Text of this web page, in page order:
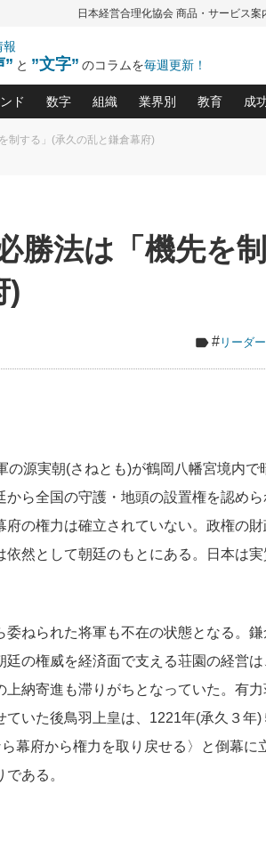
日本経営合理化協会 商品・サービス案
報
” と ”文字” のコラムを毎週更新！
）
2026.08.5
極意
ンの成功要因と
戦略(39)
きたい、知っておきたい、やってお
理講座(95)
グジバチの『経営戦略の新常識』(12)
あるべし(635)
社長の３分間スピーチ」ネタ帳(159)
いしたいと思われる「一流の仕事術」(28)
ド
森の「今月のヒット商品」(109)
売れ筋をつかむ術(102)
のメシの種 4.0(206)
数字
会社を守り抜くための緊急対策(100)
強い決算書の会社はココが違う！(36)
決算書の“見える化”術(12)
組織
職場の生産性を下げるハラス
賃金決定の定石(68)
顧客・社員・社会から支持
業界別
大久保一彦の“流行
柿内幸夫─社長のた
教育
あなただ
クレーム
クレーム
デキル社
業績アッ
成
渡
する」(承久の乱と鎌倉幕府)
勝法は「機先を
)
# リーダー
源実朝(さねとも)が鶴岡八幡宮境内で
ら全国の守護・地頭の設置権を認め
の権力は確立されていない。政権の財
然として朝廷のもとにある。日本は実
ねられた将軍も不在の状態となる。
の権威を経済面で支える荘園の経営は
納寄進も滞りがちとなっていた。有
いた後鳥羽上皇は、1221年(承久３年)
幕府から権力を取り戻せる〉と倒幕に
ある。